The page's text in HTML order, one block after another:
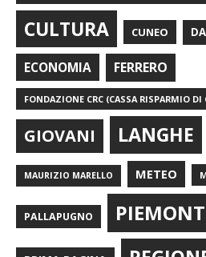
CULTURA CUNEO
ECONOMIA FERRERO
FONDAZIONE CRC (CASSA RISPARMIO DI
GIOVANI LANGHE
MAURIZIO MARELLO METEO
PALLAPUGNO